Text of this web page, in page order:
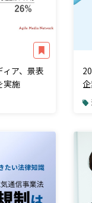
ア、景表
実施